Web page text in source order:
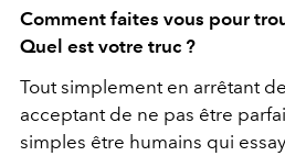
Comment faites vous pour
Quel est votre truc ?
Tout simplement en arrêtant
acceptant de ne pas être
simples être humains qui